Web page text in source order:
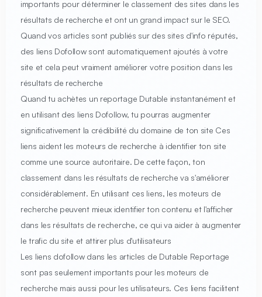
importants pour déterminer le classement des sites dans les
résultats de recherche et ont un grand impact sur le SEO.
Quand vos articles sont publiés sur des sites d'info réputés,
des liens Dofollow sont automatiquement ajoutés à votre
site et cela peut vraiment améliorer votre position dans les
résultats de recherche
Quand tu achètes un reportage Dutable instantanément et
en utilisant des liens Dofollow, tu pourras augmenter
significativement la crédibilité du domaine de ton site Ces
liens aident les moteurs de recherche à identifier ton site
comme une source autoritaire. De cette façon, ton
classement dans les résultats de recherche va s'améliorer
considérablement. En utilisant ces liens, les moteurs de
recherche peuvent mieux identifier ton contenu et l'afficher
dans les résultats de recherche, ce qui va aider à augmenter
le trafic du site et attirer plus d'utilisateurs
Les liens dofollow dans les articles de Dutable Reportage
sont pas seulement importants pour les moteurs de
recherche mais aussi pour les utilisateurs. Ces liens facilitent